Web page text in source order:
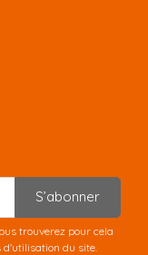
S’abonner
trouverez pour cela
du site.